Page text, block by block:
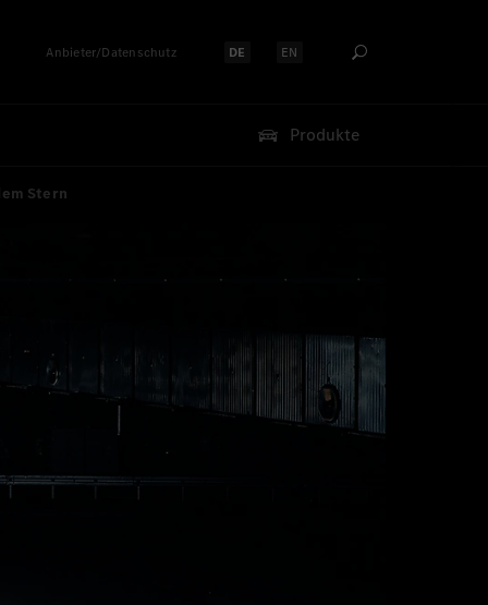
Anbieter/Datenschutz Sprache auswählen:
DE Sprache auswählen:
EN
Produkte
Stern